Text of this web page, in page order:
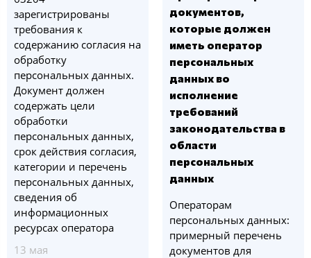
зарегистрированы
требования к
содержанию согласия на
обработку
персональных данных.
Документ должен
содержать цели
обработки
персональных данных,
срок действия согласия,
категории и перечень
персональных данных,
сведения об
информационных
ресурсах оператора
13 мая
документов,
которые должен
иметь оператор
персональных
данных во
исполнение
требований
законодательства в
области
персональных
данных
Операторам
персональных данных:
примерный перечень
документов для